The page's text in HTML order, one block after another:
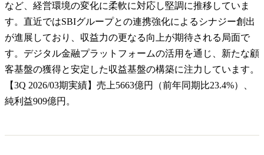
など、経営環境の変化に柔軟に対応し堅調に推移していま
す。直近ではSBIグループとの連携強化によるシナジー創出
が進展しており、収益力の更なる向上が期待される局面で
す。デジタル金融プラットフォームの活用を通じ、新たな顧
客基盤の獲得と安定した収益基盤の構築に注力しています。
【3Q 2026/03期実績】売上5663億円（前年同期比23.4%）、
純利益909億円。